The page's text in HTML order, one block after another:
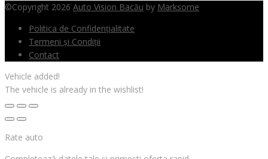
©Copyright 2026 Auto Vision Bacău by Marksome
Politica de Confidențialitate
Termeni și Condiții
Contact
Vehicle added!
The vehicle is already in the wishlist!
Rate auto